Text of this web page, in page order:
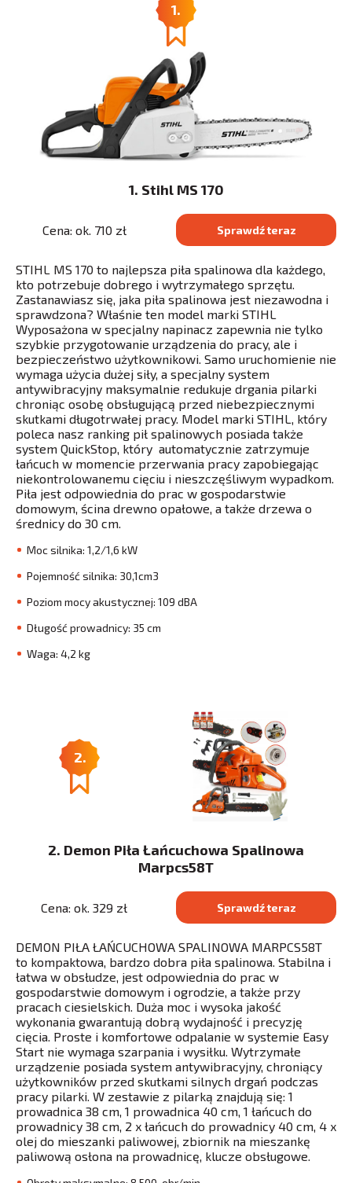
1.
1. Stihl MS 170
Cena: ok. 710 zł Sprawdź teraz
STIHL MS 170 to najlepsza piła spalinowa dla każdego,
kto potrzebuje dobrego i wytrzymałego sprzętu.
Zastanawiasz się, jaka piła spalinowa jest niezawodna i
sprawdzona? Właśnie ten model marki STIHL
Wyposażona w specjalny napinacz zapewnia nie tylko
szybkie przygotowanie urządzenia do pracy, ale i
bezpieczeństwo użytkownikowi. Samo uruchomienie nie
wymaga użycia dużej siły, a specjalny system
antywibracyjny maksymalnie redukuje drgania pilarki
chroniąc osobę obsługującą przed niebezpiecznymi
skutkami długotrwałej pracy. Model marki STIHL, który
poleca nasz ranking pił spalinowych posiada także
system QuickStop, który automatycznie zatrzymuje
łańcuch w momencie przerwania pracy zapobiegając
niekontrolowanemu cięciu i nieszczęśliwym wypadkom.
Piła jest odpowiednia do prac w gospodarstwie
domowym, ścina drewno opałowe, a także drzewa o
średnicy do 30 cm.
Moc silnika: 1,2/1,6 kW
Pojemność silnika: 30,1cm3
Poziom mocy akustycznej: 109 dBA
Długość prowadnicy: 35 cm
Waga: 4,2 kg
2.
2. Demon Piła Łańcuchowa Spalinowa
Marpcs58T
Cena: ok. 329 zł Sprawdź teraz
DEMON PIŁA ŁAŃCUCHOWA SPALINOWA MARPCS58T
to kompaktowa, bardzo dobra piła spalinowa. Stabilna i
łatwa w obsłudze, jest odpowiednia do prac w
gospodarstwie domowym i ogrodzie, a także przy
pracach ciesielskich. Duża moc i wysoka jakość
wykonania gwarantują dobrą wydajność i precyzję
cięcia. Proste i komfortowe odpalanie w systemie Easy
Start nie wymaga szarpania i wysiłku. Wytrzymałe
urządzenie posiada system antywibracyjny, chroniący
użytkowników przed skutkami silnych drgań podczas
pracy pilarki. W zestawie z pilarką znajdują się: 1
prowadnica 38 cm, 1 prowadnica 40 cm, 1 łańcuch do
prowadnicy 38 cm, 2 x łańcuch do prowadnicy 40 cm, 4 x
olej do mieszanki paliwowej, zbiornik na mieszankę
paliwową osłona na prowadnicę, klucze obsługowe.